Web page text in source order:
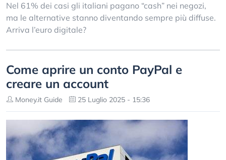
Nel 61% dei casi gli italiani pagano “cash” nei negozi,
ma le alternative stanno diventando sempre più diffuse.
Arriva l’euro digitale?
Come aprire un conto PayPal e
creare un account
Money.it Guide 25 Luglio 2025 - 15:36